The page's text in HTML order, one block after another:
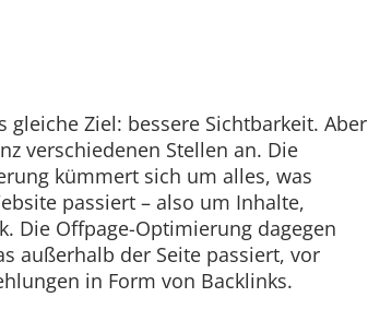
gleiche Ziel: bessere Sichtbarkeit. Aber
verschiedenen Stellen an. Die
kümmert sich um alles, was
passiert – also um Inhalte,
Die Offpage-Optimierung dagegen
außerhalb der Seite passiert, vor
in Form von Backlinks.